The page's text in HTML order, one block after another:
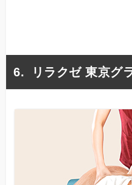
リラクゼ 東京グ